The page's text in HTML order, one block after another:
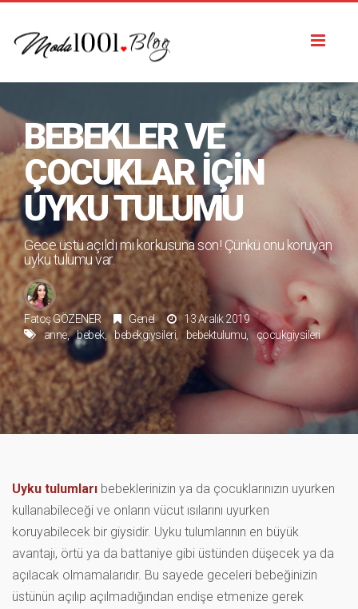
BEBEKLER VE
ÇOCUKLAR İÇIN
UYKU TULUMU
Gece üstü açıldı mı korkusuna son! Çünkü onu koruyan
uyku tulumu var.
Fatoş GÖZENER Genel
13 Aralık 2019
anne
bebek bebekgiysileri bebektulumu çocukgiysileri
Uyku tulumları bebeklerinizin ya da çocuklarınızın uyurken
kullanabileceği ve onların vücut ısılarını uyurken
koruyabilecek bir giysidir. Uyku tulumlarının en büyük
avantajı, örtü ya da battaniye gibi üstünden düşecek ya da
açılacak olmamalarıdır. Bu sayede geceleri bebeğinizin
üstünün açılıp açılmadığından endişe etmenize gerek